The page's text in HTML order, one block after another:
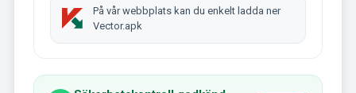
På vår webbplats kan du enkelt ladda ner
Vector.apk